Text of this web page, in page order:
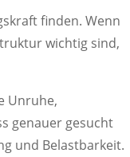
finden. Wenn
wichtig sind,
Unruhe,
genauer gesucht
und Belastbarkeit.